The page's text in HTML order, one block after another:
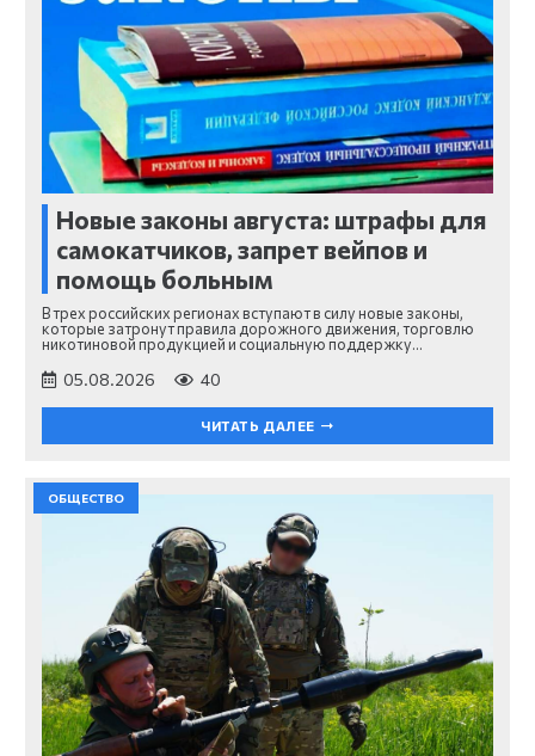
Новые законы августа: штрафы для
самокатчиков, запрет вейпов и
помощь больным
В трех российских регионах вступают в силу новые законы,
которые затронут правила дорожного движения, торговлю
никотиновой продукцией и социальную поддержку…
05.08.2026 40
ЧИТАТЬ ДАЛЕЕ
ОБЩЕСТВО